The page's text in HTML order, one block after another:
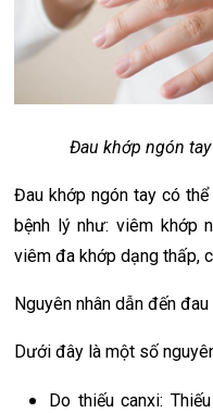
Đau khớp ngón
Đau khớp ngón tay có
bệnh lý như: viêm khớp
viêm đa khớp dạng thấp,
Nguyên nhân dẫn đến
Dưới đây là một số
Do thiếu canxi: